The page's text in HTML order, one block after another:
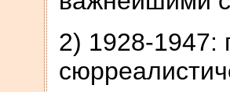
2) 1928-1947: